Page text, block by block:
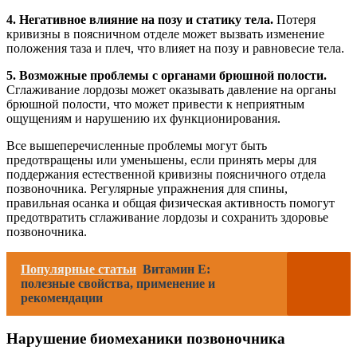
4. Негативное влияние на позу и статику тела. Потеря
кривизны в поясничном отделе может вызвать изменение
положения таза и плеч, что влияет на позу и равновесие тела.
5. Возможные проблемы с органами брюшной полости.
Сглаживание лордозы может оказывать давление на органы
брюшной полости, что может привести к неприятным
ощущениям и нарушению их функционирования.
Все вышеперечисленные проблемы могут быть
предотвращены или уменьшены, если принять меры для
поддержания естественной кривизны поясничного отдела
позвоночника. Регулярные упражнения для спины,
правильная осанка и общая физическая активность помогут
предотвратить сглаживание лордозы и сохранить здоровье
позвоночника.
Популярные статьи Витамин Е:
полезные свойства, применение и
рекомендации
Нарушение биомеханики позвоночника